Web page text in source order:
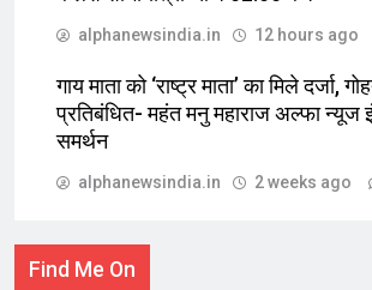
alphanewsindia.in 12 hours ago
गाय माता को ‘राष्ट्र माता’ का मिले दर्जा,
प्रतिबंधित- महंत मनु महाराज अल्फा न्यूज
समर्थन
alphanewsindia.in 2 weeks ago
Find Me On